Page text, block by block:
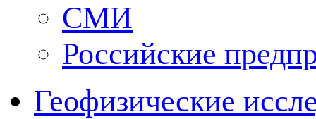
СМИ
Российские
Геофизические